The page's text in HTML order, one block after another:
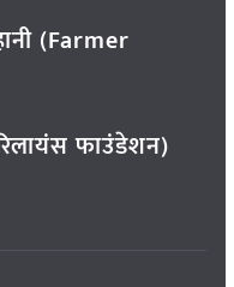
(Farmer
फाउंडेशन)